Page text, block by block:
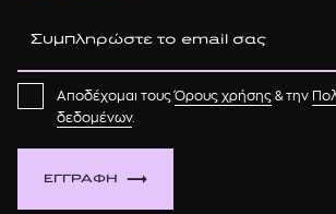
ΕΓΓΡΑΦΗ
Αποδέχομαι τουςΌρους χρήσης & την
δεδομένων.